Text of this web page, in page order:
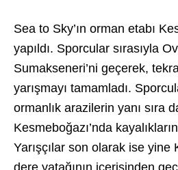
Sea to Sky’ın orman etabı
yapıldı. Sporcular sırasıyla
Sumakseneri’ni geçerek,
yarışmayı tamamladı.
ormanlık arazilerin yanı sıra
Kesmeboğazı’nda
Yarışçılar son olarak ise yine
dere yatağının içerisinden